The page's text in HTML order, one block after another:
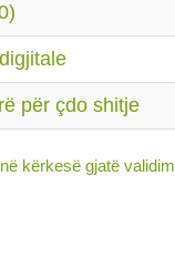
për çdo shitje
kërkesë gjatë